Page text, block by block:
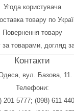
Угода користувача
товару по
Повернення товару
за товарами, догляд
Контакти
вул. Базова, 11.
Телефони:
201 5777; (098) 611